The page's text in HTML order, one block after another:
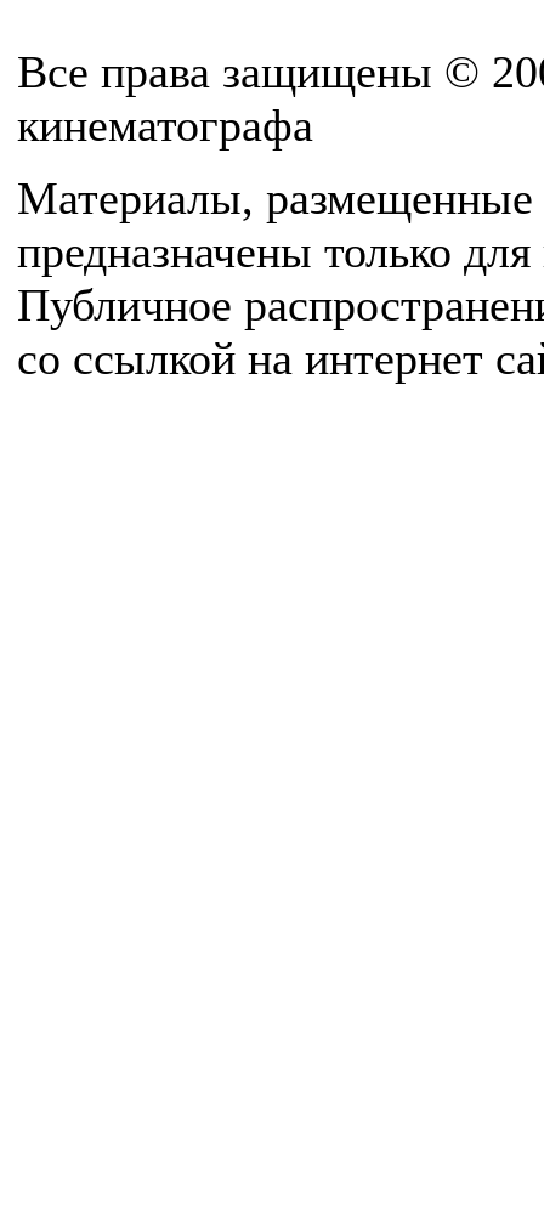
Все права защищены ©
кинематографа
Материалы, размещенные
предназначены только
Публичное
со ссылкой на интернет